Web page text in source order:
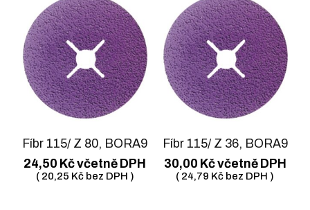
Fíbr 115/ Z 80, BORA9
24,50 Kčvčetně DPH
( 20,25 Kčbez DPH )
Fíbr 115/ Z 36, BORA9
30,00 Kčvčetně DPH
( 24,79 Kč bez DPH )